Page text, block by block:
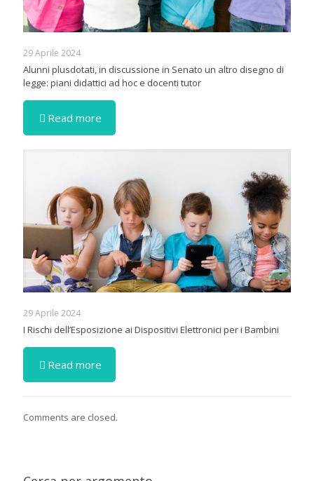
29 Aprile 2024
Alunni plusdotati, in discussione in Senato un altro disegno di
legge: piani didattici ad hoc e docenti tutor
Read more
29 Aprile 2024
I Rischi dell’Esposizione ai Dispositivi Elettronici per i Bambini
Read more
Comments are closed.